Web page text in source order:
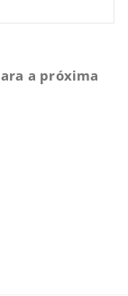
a próxima